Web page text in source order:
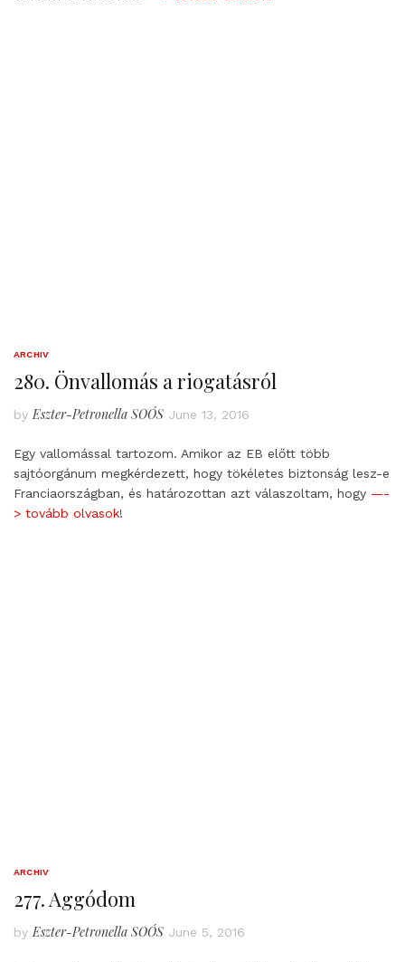
ARCHIV
280. Önvallomás a riogatásról
by Eszter-Petronella SOÓS June 13, 2016
Egy vallomással tartozom. Amikor az EB előtt több
sajtóorgánum megkérdezett, hogy tökéletes biztonság lesz-e
Franciaországban, és határozottan azt válaszoltam, hogy —-
> tovább olvasok!
ARCHIV
277. Aggódom
by Eszter-Petronella SOÓS June 5, 2016